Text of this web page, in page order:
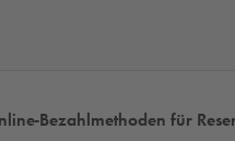
Bezahlmethoden für